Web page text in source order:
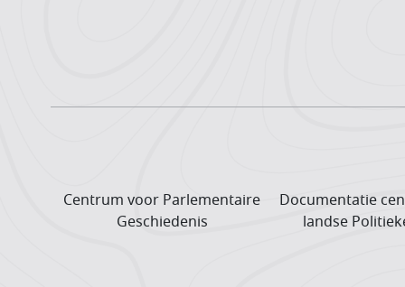
Centrum voor Parlementaire
Geschiedenis
Documentatie
landse